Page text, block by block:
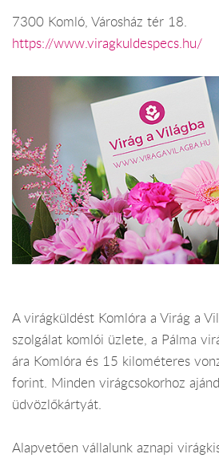
7300 Komló, Városház tér 18.
https://www.viragkuldespecs.hu/
A virágküldést Komlóra a Virág a
szolgálat komlói üzlete, a Pálma
ára Komlóra és 15 kilométeres
forint. Minden virágcsokorhoz
üdvözlőkártyát.
Alapvetően vállalunk aznapi